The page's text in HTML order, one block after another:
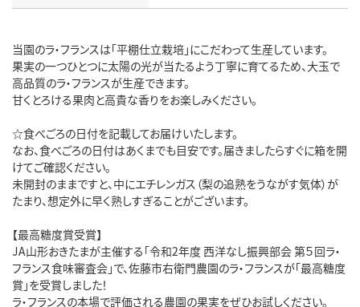
当園のラ・フランスは「平棚仕立栽培」にこだわって生産しています。
果実の一つひとつに太陽の光が当たるよう丁寧に育てるため、大玉で
高品質のラ・フランスが生産できます。
甘くとろける果肉と高貴な香りをお楽しみください。
☆食べごろの日付を記載してお届けいたします。
なお、食べごろの日付はあくまでも目安です。届きましたらすぐに箱を開
けてご確認ください。
未開封のままですと、中にエチレンガス（梨の追熟をうながす気体）が
たまり、想定外に早く熟しすぎることがございます。
【最高糖度賞受賞】
JA山形おきたまが主催する「令和2年度 西洋なし振興部会 第５回ラ・
フランス食味審査会」で、佐藤市右衛門農園のラ・フランスが「最高糖度
賞」を受賞しました！
ラ・フランスの本場で評価される農園の果実をぜひお試しください。